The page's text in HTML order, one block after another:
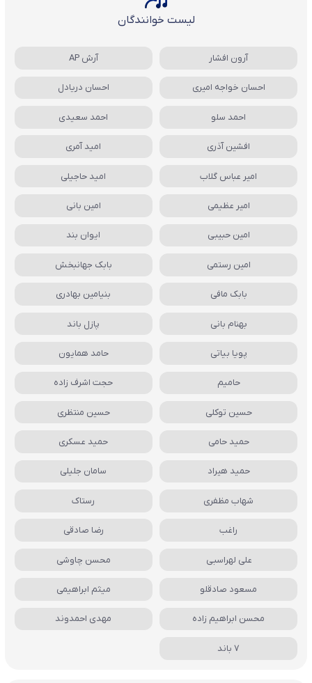
لیست خوانندگان
آرون افشار آرش AP
احسان خواجه امیری احسان دریادل
احمد سلو احمد سعیدی
افشین آذری امید آمری
امیر عباس گلاب امید حاجیلی
امیر عظیمی امین بانی
امین حبیبی ایوان بند
امین رستمی بابک جهانبخش
بابک مافی بنیامین بهادری
بهنام بانی پازل باند
پویا بیاتی حامد همایون
حامیم حجت اشرف زاده
حسین توکلی حسین منتظری
حمید حامی حمید عسکری
حمید هیراد سامان جلیلی
شهاب مظفری رستاک
راغب رضا صادقی
علی لهراسبی محسن چاوشی
مسعود صادقلو میثم ابراهیمی
محسن ابراهیم زاده مهدی احمدوند
7 باند